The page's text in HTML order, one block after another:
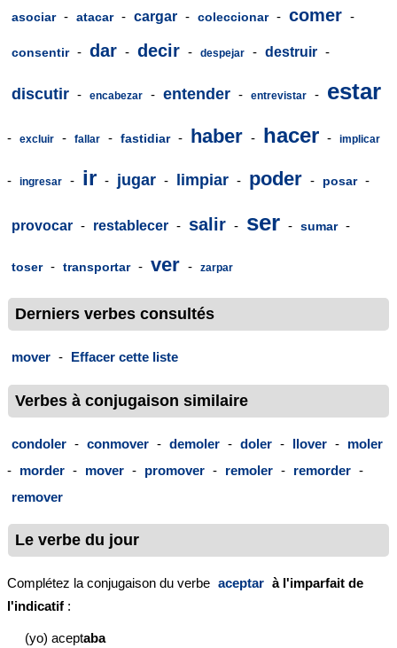
asociar - atacar - cargar - coleccionar - comer -
consentir - dar - decir - despejar - destruir -
discutir - encabezar - entender - entrevistar - estar
- excluir - fallar - fastidiar - haber - hacer - implicar
- ingresar - ir - jugar - limpiar - poder - posar -
provocar - restablecer - salir - ser - sumar -
toser - transportar - ver - zarpar
Derniers verbes consultés
mover - Effacer cette liste
Verbes à conjugaison similaire
condoler - conmover - demoler - doler - llover - moler
- morder - mover - promover - remoler - remorder -
remover
Le verbe du jour
Complétez la conjugaison du verbe aceptar à l'imparfait de
l'indicatif :
(yo) aceptaba